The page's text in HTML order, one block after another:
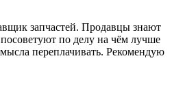
запчастей. Продавцы знают
по делу на чём лучше
переплачивать. Рекомендую